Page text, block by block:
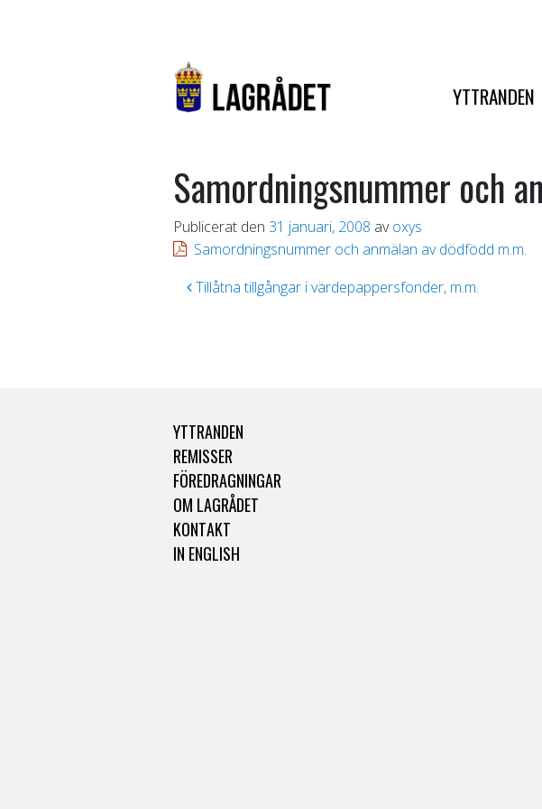
YTTRANDEN
Samordningsnummer och
Publicerat den 31 januari, 2008 av oxys
Samordningsnummer och anmälan av dödfödd m.m.
Inläggsnavigering
Tillåtna tillgångar i värdepappersfonder, m.m.
YTTRANDEN
REMISSER
FÖREDRAGNINGAR
OM LAGRÅDET
KONTAKT
IN ENGLISH